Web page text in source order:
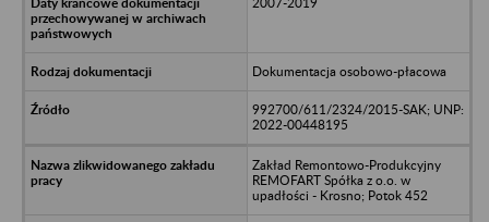
Dokumentacja osobowo-płacowa
992700/611/2324/2015-SAK; UNP:
2022-00448195
Zakład Remontowo-Produkcyjny
REMOFART Spółka z o.o. w
upadłości - Krosno; Potok 452